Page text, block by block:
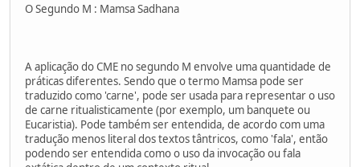
O Segundo M : Mamsa Sadhana
A aplicação do CME no segundo M envolve uma quantidade de
práticas diferentes. Sendo que o termo Mamsa pode ser
traduzido como 'carne', pode ser usada para representar o uso
de carne ritualisticamente (por exemplo, um banquete ou
Eucaristia). Pode também ser entendida, de acordo com uma
tradução menos literal dos textos tântricos, como 'fala', então
podendo ser entendida como o uso da invocação ou fala